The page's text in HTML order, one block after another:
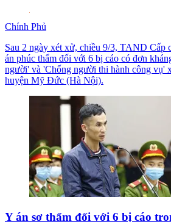
Chính Phủ
Sau 2 ngày xét xử, chiều 9/3, TAND Cấp
án phúc thẩm đối với 6 bị cáo có đơn
người' và 'Chống người thi hành công vụ'
huyện Mỹ Đức (Hà Nội).
Y án sơ thẩm đối với 6 bị cáo